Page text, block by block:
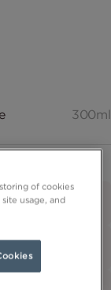
300ml
of cookies
usage, and